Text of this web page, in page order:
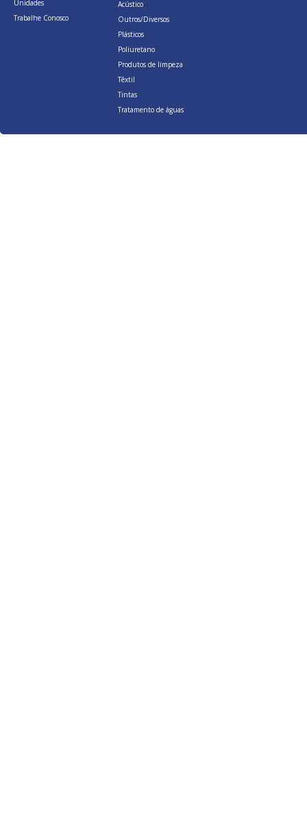
Unidades
Trabalhe Conosco
Acústico
Outros/Diversos
Plásticos
Poliuretano
Produtos de limpeza
Têxtil
Tintas
Tratamento de águas